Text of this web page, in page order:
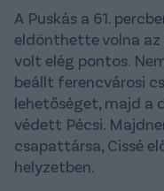
A Puskás a 61.
eldönthette volna az
volt elég pontos.
beállt ferencvárosi
lehetőséget, majd a
védett Pécsi.
csapattársa, Cissé
helyzetben.